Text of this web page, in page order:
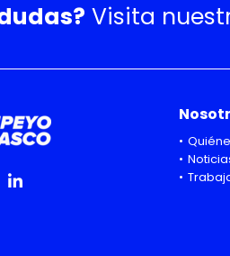
Visita